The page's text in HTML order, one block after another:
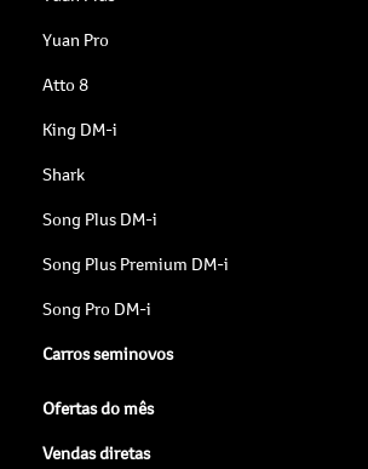
Yuan Pro
Atto 8
King DM-i
Shark
Song Plus DM-i
Song Plus Premium DM-i
Song Pro DM-i
Carros seminovos
Ofertas do mês
Vendas diretas